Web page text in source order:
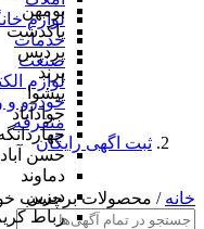
بومهن
پاکدشت
پردیس
پرند
پیشوا
جوادآباد
حسن آباد
دماوند
دیزین
رباط
لوازم
خدمات
صنعت
لوازم
خودرو و
متفرقه
ثبت اگهی رایگان
خانه / محصولات برچسب